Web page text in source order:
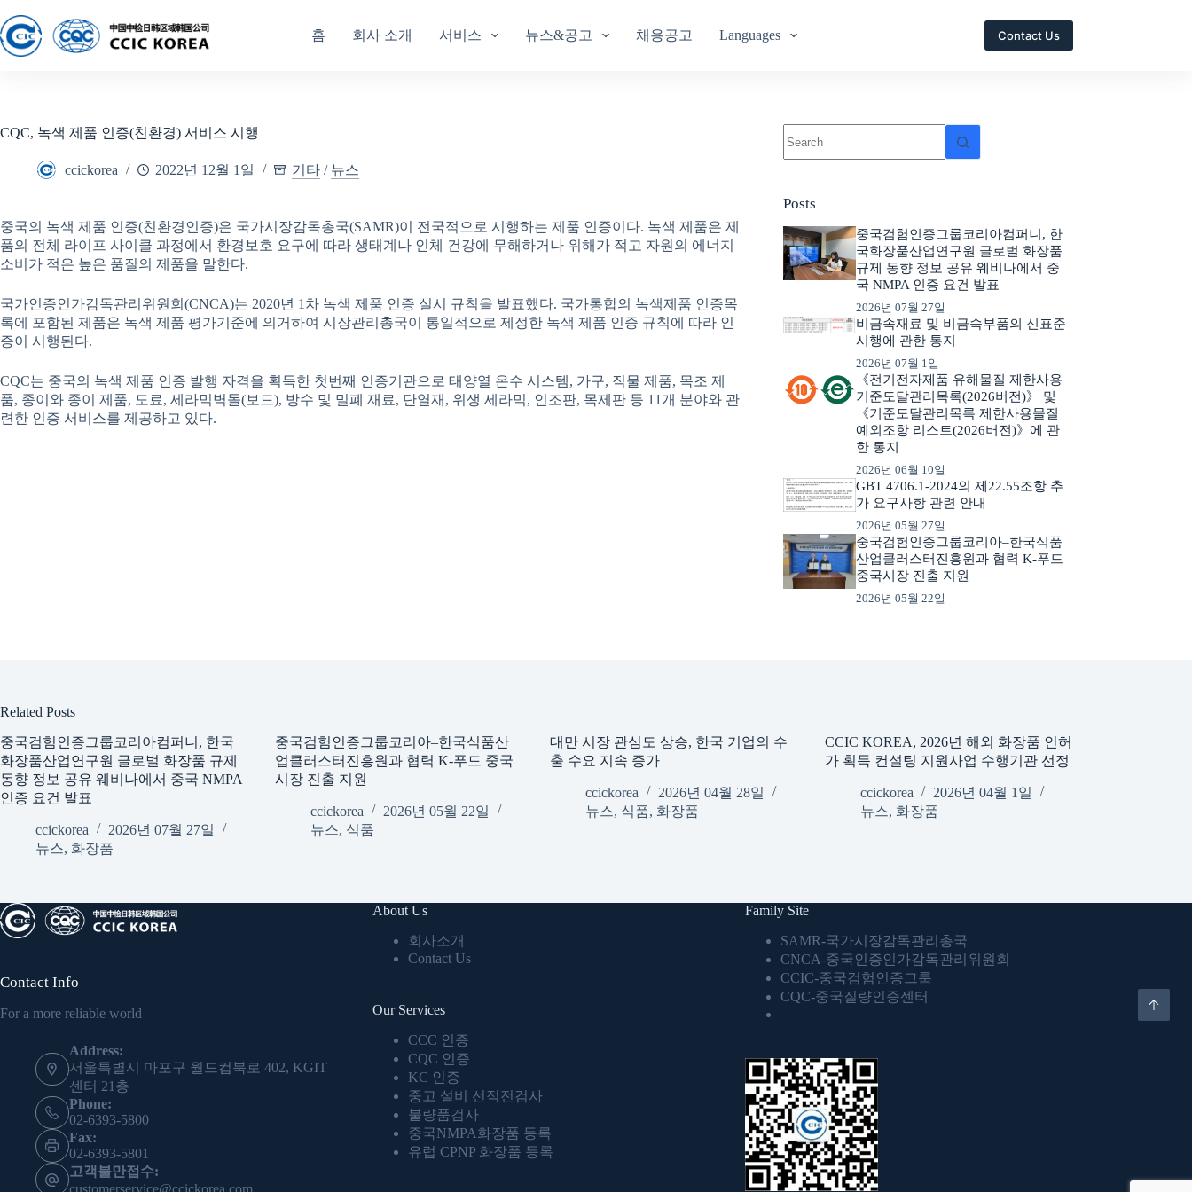
홈 회사 소개 서비스 뉴스&공고 채용공고 Languages Contact Us
CQC, 녹색 제품 인증(친환경) 서비스 시행
ccickorea 2022년 12월 1일 기타 / 뉴스
중국의 녹색 제품 인증(친환경인증)은 국가시장감독총국(SAMR)이 전국적으로 시행하는 제품 인증이다. 녹색 제품은 제
품의 전체 라이프 사이클 과정에서 환경보호 요구에 따라 생태계나 인체 건강에 무해하거나 위해가 적고 자원의 에너지
소비가 적은 높은 품질의 제품을 말한다.
국가인증인가감독관리위원회(CNCA)는 2020년 1차 녹색 제품 인증 실시 규칙을 발표했다. 국가통합의 녹색제품 인증목
록에 포함된 제품은 녹색 제품 평가기준에 의거하여 시장관리총국이 통일적으로 제정한 녹색 제품 인증 규칙에 따라 인
증이 시행된다.
CQC는 중국의 녹색 제품 인증 발행 자격을 획득한 첫번째 인증기관으로 태양열 온수 시스템, 가구, 직물 제품, 목조 제
품, 종이와 종이 제품, 도료, 세라믹벽돌(보드), 방수 및 밀폐 재료, 단열재, 위생 세라믹, 인조판, 목제판 등 11개 분야와 관
련한 인증 서비스를 제공하고 있다.
Posts
중국검험인증그룹코리아컴퍼니, 한
국화장품산업연구원 글로벌 화장품
규제 동향 정보 공유 웨비나에서 중
국 NMPA 인증 요건 발표
2026년 07월 27일
비금속재료 및 비금속부품의 신표준
시행에 관한 통지
2026년 07월 1일
《전기전자제품 유해물질 제한사용
기준도달관리목록(2026버전)》 및
《기준도달관리목록 제한사용물질
예외조항 리스트(2026버전)》에 관
한 통지
2026년 06월 10일
GBT 4706.1-2024의 제22.55조항 추
가 요구사항 관련 안내
2026년 05월 27일
중국검험인증그룹코리아–한국식품
산업클러스터진흥원과 협력 K-푸드
중국시장 진출 지원
2026년 05월 22일
Related Posts
중국검험인증그룹코리아컴퍼니, 한국
화장품산업연구원 글로벌 화장품 규제
동향 정보 공유 웨비나에서 중국 NMPA
인증 요건 발표
ccickorea
2026년 07월 27일
뉴스, 화장품
중국검험인증그룹코리아–한국식품산
업클러스터진흥원과 협력 K-푸드 중국
시장 진출 지원
ccickorea
2026년 05월 22일
뉴스, 식품
대만 시장 관심도 상승, 한국 기업의 수
출 수요 지속 증가
ccickorea
2026년 04월 28일
뉴스, 식품, 화장품
CCIC KOREA, 2026년 해외 화장품 인허
가 획득 컨설팅 지원사업 수행기관 선정
ccickorea
2026년 04월 1일
뉴스, 화장품
Contact Info
For a more reliable world
Address:
서울특별시 마포구 월드컵북로 402, KGIT
센터 21층
Phone:
02-6393-5800
Fax:
02-6393-5801
고객불만접수:
customerservice@ccickorea.com
About Us
회사소개
Contact Us
Our Services
CCC 인증
CQC 인증
KC 인증
중고 설비 선적전검사
불량품검사
중국NMPA화장품 등록
유럽 CPNP 화장품 등록
Family Site
SAMR-국가시장감독관리총국
CNCA-중국인증인가감독관리위원회
CCIC-중국검험인증그룹
CQC-중국질량인증센터